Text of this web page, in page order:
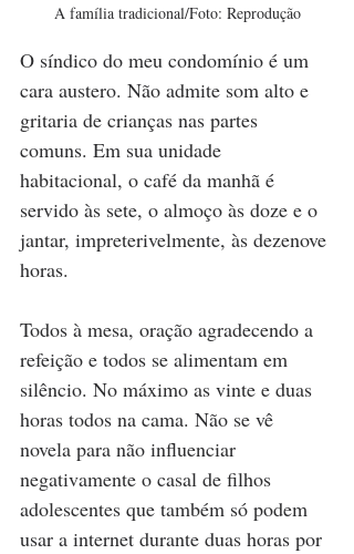
A família tradicional/Foto: Reprodução
O síndico do meu condomínio é um
cara austero. Não admite som alto e
gritaria de crianças nas partes
comuns. Em sua unidade
habitacional, o café da manhã é
servido às sete, o almoço às doze e o
jantar, impreterivelmente, às dezenove
horas.
Todos à mesa, oração agradecendo a
refeição e todos se alimentam em
silêncio. No máximo as vinte e duas
horas todos na cama. Não se vê
novela para não influenciar
negativamente o casal de filhos
adolescentes que também só podem
usar a internet durante duas horas por